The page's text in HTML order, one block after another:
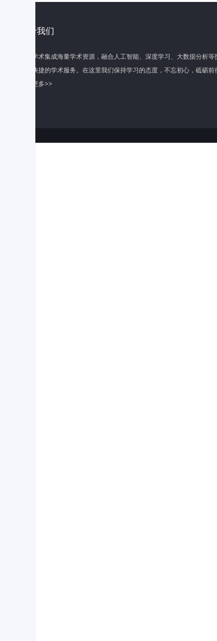
关于我们
百度学术集成海量学术资源，融合人工智能、深度学习、大数据分析
全面快捷的学术服务。在这里我们保持学习的态度，不忘初心，砥砺前
了解更多>>